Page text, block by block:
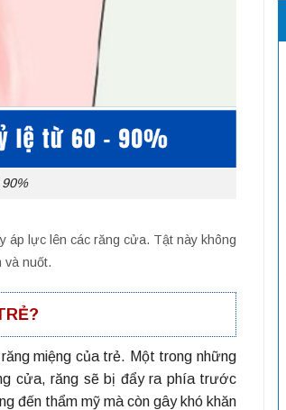
áp lực lên các răng cửa. Tật này không
và nuốt.
miệng của trẻ. Một trong những
cửa, răng sẽ bị đẩy ra phía trước
đến thẩm mỹ mà còn gây khó khăn